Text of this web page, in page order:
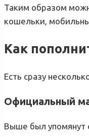
Таким образом
кошельки,
Как
Есть сразу
Официальный
Выше был упомянут